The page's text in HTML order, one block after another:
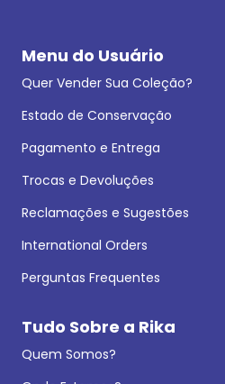
Menu do Usuário
Quer Vender Sua Coleção?
Estado de Conservação
Pagamento e Entrega
Trocas e Devoluções
Reclamações e Sugestões
International Orders
Perguntas Frequentes
Tudo Sobre a Rika
Quem Somos?